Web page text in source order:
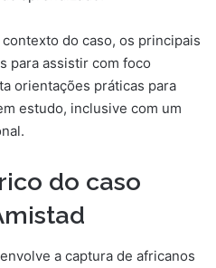
do caso, os principais
para assistir com foco
orientações práticas para
estudo, inclusive com um
do caso
a captura de africanos